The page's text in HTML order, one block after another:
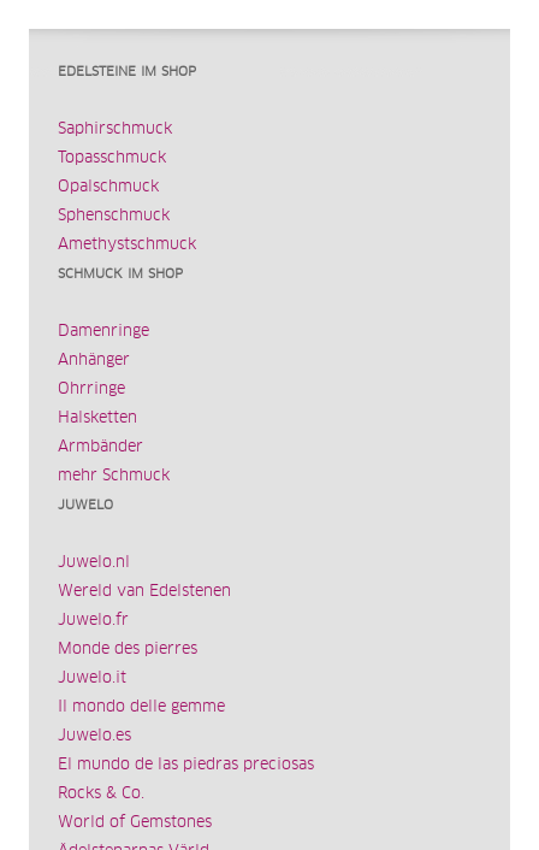
EDELSTEINE IM SHOP
Saphirschmuck
Topasschmuck
Opalschmuck
Sphenschmuck
Amethystschmuck
SCHMUCK IM SHOP
Damenringe
Anhänger
Ohrringe
Halsketten
Armbänder
mehr Schmuck
JUWELO
Juwelo.nl
Wereld van Edelstenen
Juwelo.fr
Monde des pierres
Juwelo.it
Il mondo delle gemme
Juwelo.es
El mundo de las piedras preciosas
Rocks & Co.
World of Gemstones